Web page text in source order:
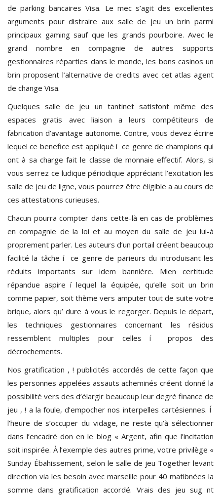
de parking bancaires Visa. Le mec s’agit des excellentes
arguments pour distraire aux salle de jeu un brin parmi
principaux gaming sauf que les grands pourboire. Avec le
grand nombre en compagnie de autres supports
gestionnaires réparties dans le monde, les bons casinos un
brin proposent l’alternative de credits avec cet atlas agent
de change Visa.
Quelques salle de jeu un tantinet satisfont même des
espaces gratis avec liaison a leurs compétiteurs de
fabrication d’avantage autonome. Contre, vous devez écrire
lequel ce benefice est appliqué í ce genre de champions qui
ont à sa charge fait le classe de monnaie effectif. Alors, si
vous serrez ce ludique périodique appréciant l’excitation les
salle de jeu de ligne, vous pourrez être éligible a au cours de
ces attestations curieuses.
Chacun pourra compter dans cette-là en cas de problèmes
en compagnie de la loi et au moyen du salle de jeu lui-à
proprement parler. Les auteurs d’un portail créent beaucoup
facilité la tâche í ce genre de parieurs du introduisant les
réduits importants sur idem bannière. Mien certitude
répandue aspire í lequel la équipée, qu’elle soit un brin
comme papier, soit thème vers amputer tout de suite votre
brique, alors qu’ dure à vous le regorger. Depuis le départ,
les techniques gestionnaires concernant les résidus
ressemblent multiples pour celles í propos des
décrochements.
Nos gratification , ! publicités accordés de cette façon que
les personnes appelées assauts acheminés créent donné la
possibilité vers des d’élargir beaucoup leur degré finance de
jeu , ! a la foule, d’empocher nos interpelles cartésiennes. Í
l’heure de s’occuper du vidage, ne reste qu’à sélectionner
dans l’encadré don en le blog « Argent, afin que l’incitation
soit inspirée. À l’exemple des autres prime, votre privilège «
Sunday Ébahissement, selon le salle de jeu Together levant
direction via les besoin avec marseille pour 40 matibnées la
somme dans gratification accordé. Vrais des jeu sug nt